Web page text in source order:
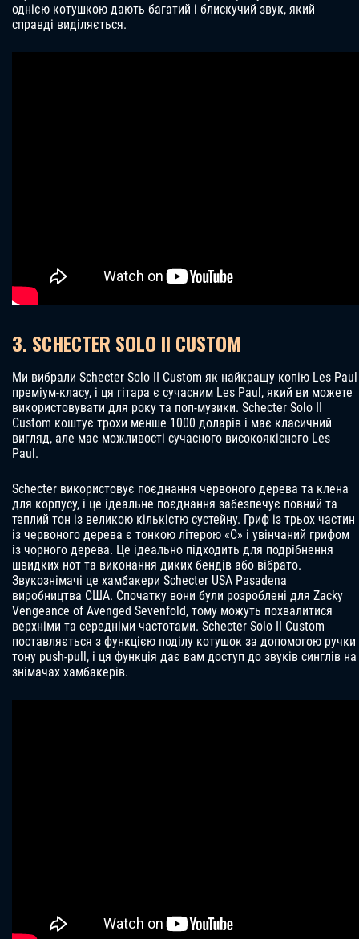
однією котушкою дають багатий і блискучий звук, який
справді виділяється.
3. SCHECTER SOLO II CUSTOM
Ми вибрали Schecter Solo II Custom як найкращу копію Les Paul
преміум-класу, і ця гітара є сучасним Les Paul, який ви можете
використовувати для року та поп-музики. Schecter Solo II
Custom коштує трохи менше 1000 доларів і має класичний
вигляд, але має можливості сучасного високоякісного Les
Paul.
Schecter використовує поєднання червоного дерева та клена
для корпусу, і це ідеальне поєднання забезпечує повний та
теплий тон із великою кількістю сустейну. Гриф із трьох частин
із червоного дерева є тонкою літерою «С» і увінчаний грифом
із чорного дерева. Це ідеально підходить для подрібнення
швидких нот та виконання диких бендів або вібрато.
Звукознімачі це хамбакери Schecter USA Pasadena
виробництва США. Спочатку вони були розроблені для Zacky
Vengeance of Avenged Sevenfold, тому можуть похвалитися
верхніми та середніми частотами. Schecter Solo II Custom
поставляється з функцією поділу котушок за допомогою ручки
тону push-pull, і ця функція дає вам доступ до звуків синглів на
знімачах хамбакерів.